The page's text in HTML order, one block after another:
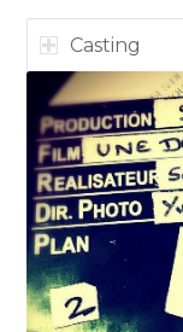
Casting